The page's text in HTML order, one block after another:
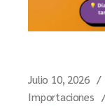
Julio 10, 2026
Importaciones